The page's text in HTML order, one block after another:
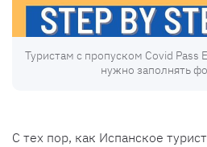
Туристам с пропуском Covid Pass
нужно заполнять
С тех пор, как Испанское